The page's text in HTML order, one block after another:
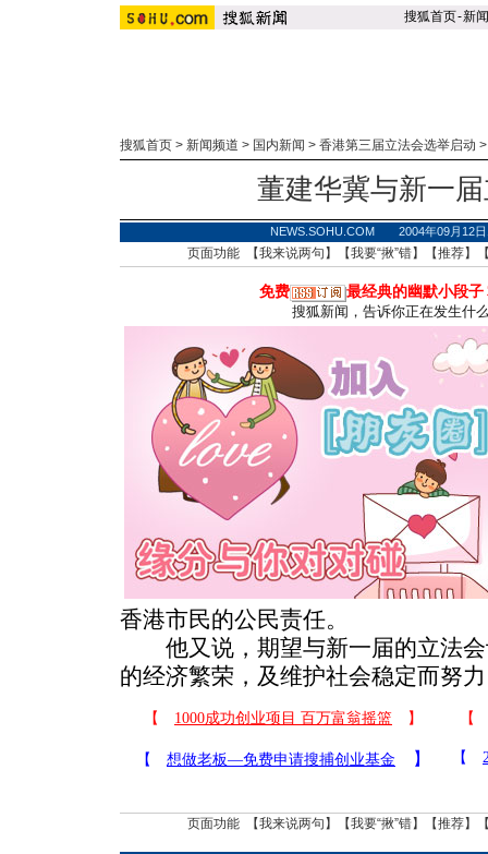
搜狐首页-新闻
搜狐首页 > 新闻频道 > 国内新闻 > 香港第三届立法会选举启动
董建华冀与新一
NEWS.SOHU.COM 2004年09月12
页面功能 【我来说两句 】【我要“揪”错】【推荐】
免费 最经典的幽默小段子
搜狐新闻，告诉你正在发生什
香港市民的公民责任。
他又说，期望与新一届的立法会
的经济繁荣，及维护社会稳定而努
页面功能 【我来说两句 】【我要“揪”错】【推荐】